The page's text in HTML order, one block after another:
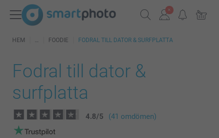
HEM FOODIE FODRAL TILL DATOR & SURFPLATTA
Fodral till dator &
surfplatta
4.8/5 (41 omdömen)